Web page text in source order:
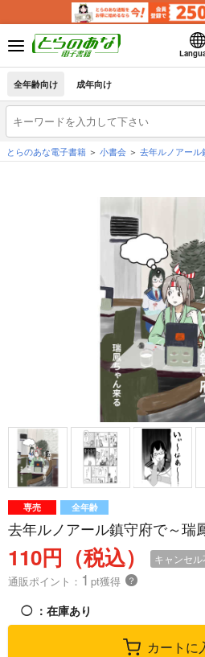
全年齢向け 成年向け
とらのあな電子書籍
小書会 去年ルノアール
専売 全年齢
去年ルノアール鎮守府で～瑞
110円（税込） キャンセ
通販ポイント： 1 pt獲得 ？
◯ ：在庫あり
カートに